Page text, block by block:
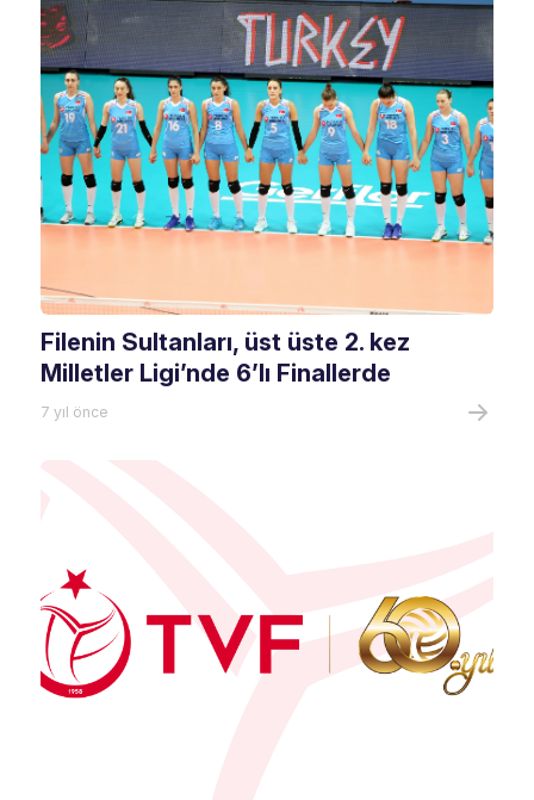
Filenin Sultanları, üst üste 2. kez
Milletler Ligi’nde 6’lı Finallerde
7 yıl önce